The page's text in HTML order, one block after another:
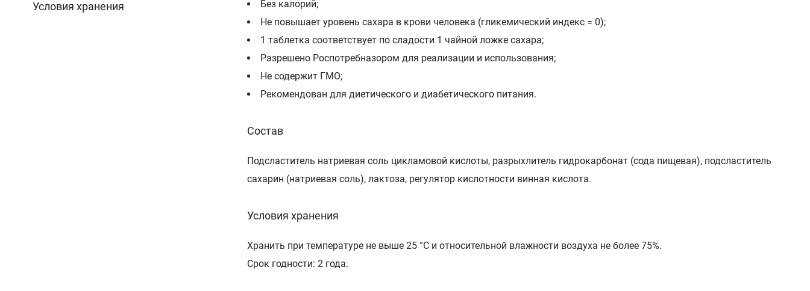
Условия хранения
Без калорий;
Не повышает уровень сахара в крови человека (гликемический индекс = 0);
1 таблетка соответствует по сладости 1 чайной ложке сахара;
Разрешено Роспотребназором для реализации и использования;
Не содержит ГМО;
Рекомендован для диетического и диабетического питания.
Состав
Подсластитель натриевая соль цикламовой кислоты, разрыхлитель гидрокарбонат (сода пищевая), подсластитель
сахарин (натриевая соль), лактоза, регулятор кислотности винная кислота.
Условия хранения
Хранить при температуре не выше 25 °С и относительной влажности воздуха не более 75%.
Срок годности: 2 года.